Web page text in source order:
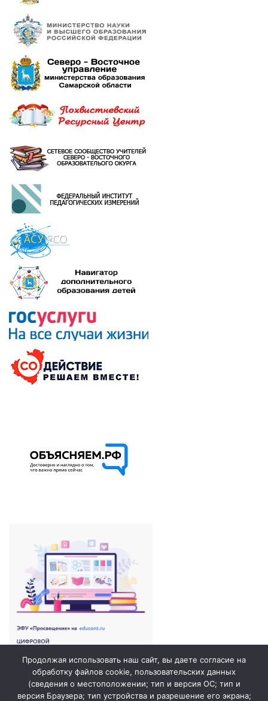
Продолжая использовать наш сайт, вы даете согласие на
обработку файлов cookie, пользовательских данных
(сведения о местоположении; тип и версия ОС; тип и
версия Браузера; тип устройства и разрешение его экрана;